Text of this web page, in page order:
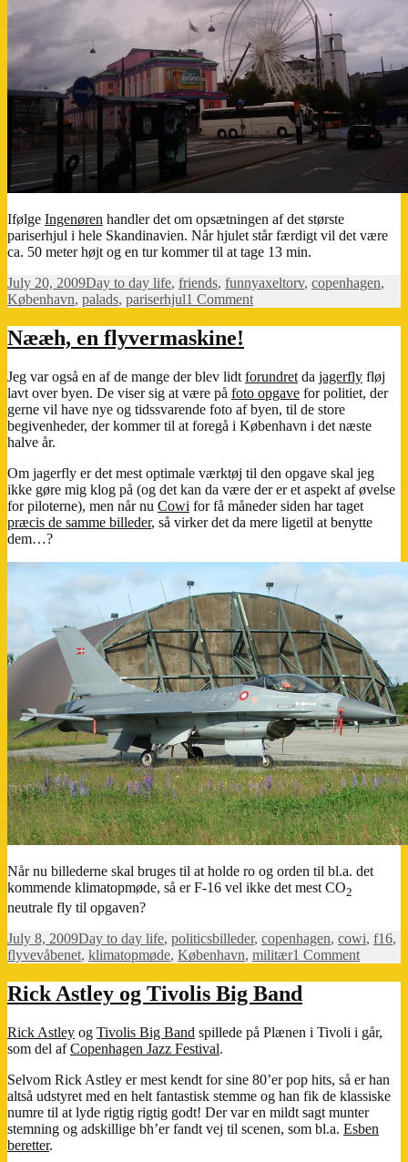
Ifølge Ingenøren handler det om opsætningen af det største
pariserhjul i hele Skandinavien. Når hjulet står færdigt vil det være
ca. 50 meter højt og en tur kommer til at tage 13 min.
Posted
on
July 20, 2009Categories
Day to day life, friends, funnyTags
axeltorv, copenhagen,
København, palads, pariserhjul1 Commenton
ved
Nææh, en flyvermaskine!
Jeg var også en af de mange der blev lidt forundret da jagerfly fløj
lavt over byen. De viser sig at være på foto opgave for politiet, der
gerne vil have nye og tidssvarende foto af byen, til de store
begivenheder, der kommer til at foregå i København i det næste
halve år.
Om jagerfly er det mest optimale værktøj til den opgave skal jeg
ikke gøre mig klog på (og det kan da være der er et aspekt af øvelse
for piloterne), men når nu Cowi for få måneder siden har taget
præcis de samme billeder, så virker det da mere ligetil at benytte
dem…?
Når nu billederne skal bruges til at holde ro og orden til bl.a. det
kommende klimatopmøde, så er F-16 vel ikke det mest CO2
neutrale fly til opgaven?
Posted
on
July 8, 2009Categories
Day to day life, politicsTags
billeder, copenhagen, cowi, f16,
flyvevåbenet, klimatopmøde, København, militær1 Commenton
en
Rick Astley og Tivolis Big Band
Rick Astley og Tivolis Big Band spillede på Plænen i Tivoli i går,
som del afCopenhagen Jazz Festival.
Selvom Rick Astley er mest kendt for sine 80’er pop hits, så er han
altså udstyret med en helt fantastisk stemme og han fik de klassiske
numre til at lyde rigtig rigtig godt! Der var en mildt sagt munter
stemning og adskillige bh’er fandt vej til scenen, som bl.a. Esben
beretter.